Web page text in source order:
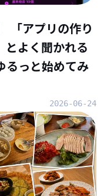
「アプリの作り
とよく聞かれる
るっと始めてみ
2026-06-24